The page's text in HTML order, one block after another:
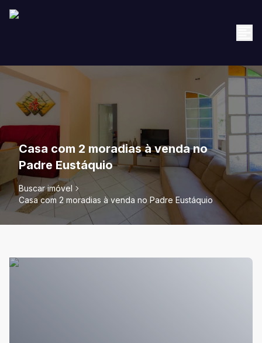
Casa com 2 moradias à venda no
Padre Eustáquio
Buscar imóvel
Casa com 2 moradias à venda no Padre Eustáquio